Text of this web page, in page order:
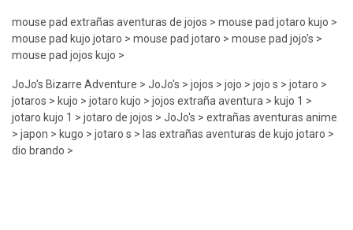
mouse pad extrañas aventuras de jojos > mouse pad jotaro kujo >
mouse pad kujo jotaro > mouse pad jotaro > mouse pad jojo's >
mouse pad jojos kujo >
JoJo's Bizarre Adventure > JoJo's > jojos > jojo > jojo s > jotaro >
jotaros > kujo > jotaro kujo > jojos extraña aventura > kujo 1 >
jotaro kujo 1 > jotaro de jojos > JoJo's > extrañas aventuras anime
> japon > kugo > jotaro s > las extrañas aventuras de kujo jotaro >
dio brando >